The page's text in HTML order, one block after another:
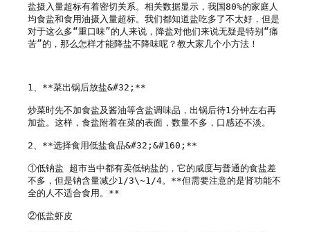
盐摄入量超标有着密切关系。相关数据显示，我国80%的家庭人
均食盐和食用油摄入量超标。我们都知道盐吃多了不太好，但是
对于这么多“重口味”的人来说，降盐对他们来说无疑是特别“痛
苦”的，那么怎样才能降盐不降味呢？教大家几个小方法！
1、**菜出锅后放盐&#32;**
炒菜时先不加食盐及酱油等含盐调味品，出锅后待1分钟左右再
加盐。这样，食盐附着在菜的表面，数量不多，口感还不淡。
2、**选择食用低盐食品&#32;&#160;**
①低钠盐 超市当中都有卖低钠盐的，它的咸度与普通的食盐差
不多，但是钠含量减少1/3\~1/4。**但需要注意的是肾功能不
全的人不适合食用。**
②低盐虾皮